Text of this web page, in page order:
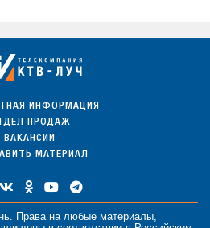
ИНФОРМАЦИЯ
ПРОДАЖ
ВАКАНСИИ
МАТЕРИАЛ
Права на любые материалы